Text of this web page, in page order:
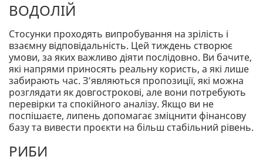
ВОДОЛІЙ
Стосунки проходять випробування на зрілість і
взаємну відповідальність. Цей тиждень створює
умови, за яких важливо діяти послідовно. Ви бачите,
які напрями приносять реальну користь, а які лише
забирають час. З’являються пропозиції, які можна
розглядати як довгострокові, але вони потребують
перевірки та спокійного аналізу. Якщо ви не
поспішаєте, липень допомагає зміцнити фінансову
базу та вивести проєкти на більш стабільний рівень.
РИБИ